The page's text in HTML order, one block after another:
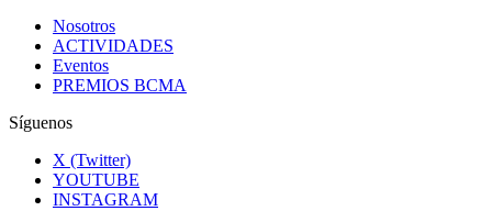
Nosotros
ACTIVIDADES
Eventos
PREMIOS BCMA
Síguenos
X (Twitter)
YOUTUBE
INSTAGRAM